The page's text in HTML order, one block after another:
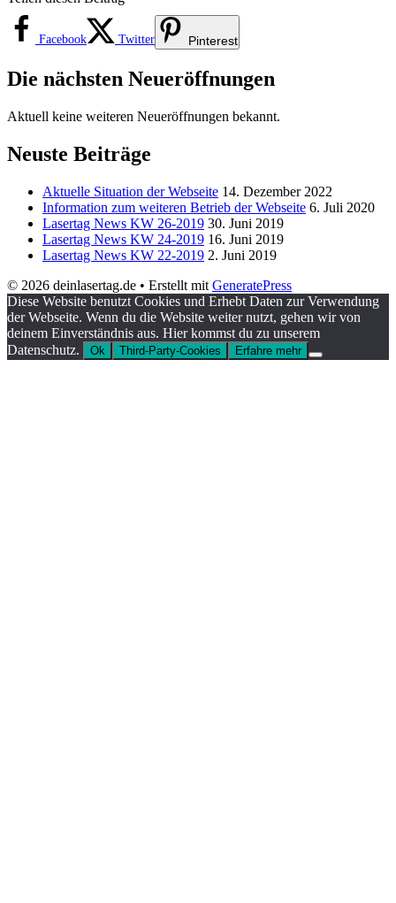
Facebook Twitter Pinterest
Die nächsten Neueröffnungen
Aktuell keine weiteren Neueröffnungen bekannt.
Neuste Beiträge
Aktuelle Situation der Webseite 14. Dezember 2022
Information zum weiteren Betrieb der Webseite 6. Juli 2020
Lasertag News KW 26-2019 30. Juni 2019
Lasertag News KW 24-2019 16. Juni 2019
Lasertag News KW 22-2019 2. Juni 2019
© 2026 deinlasertag.de • Erstellt mit GeneratePress
Diese Website benutzt Cookies und Erhebt Daten zur Verwendung
der Webseite. Wenn du die Website weiter nutzt, gehen wir von
deinem Einverständnis aus. Hier kommst du zu unserem
Datenschutz.
Ok Third-Party-Cookies Erfahre mehr